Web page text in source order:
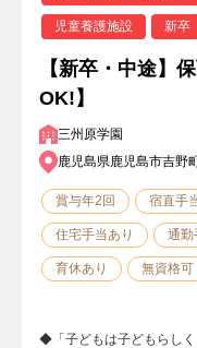
児童養護施設 新卒
【新卒・中途】
OK!】
三州原学園
鹿児島県鹿児島市吉野
賞与年2回 宿直手
住宅手当あり 通勤
育休あり 無資格可
◆「子どもは子どもらし